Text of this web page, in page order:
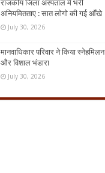
राजकीय जिला अस्पताल में भरी
अनियमितताए : सात लोगो की गई आँखे
July 30, 2026
मानवाधिकार परिवार ने किया स्नेहमिलन
और विशाल भंडारा
July 30, 2026